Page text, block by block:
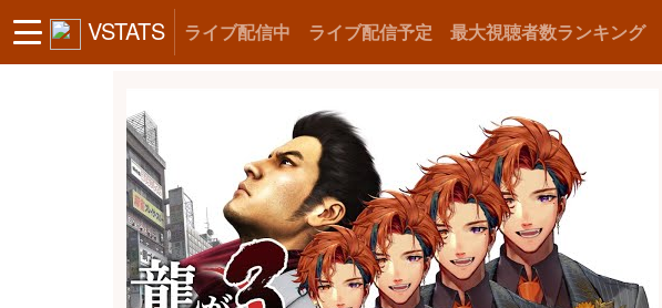
VSTATS ライブ配信中 ライブ配信予定 最大視聴者数ランキング